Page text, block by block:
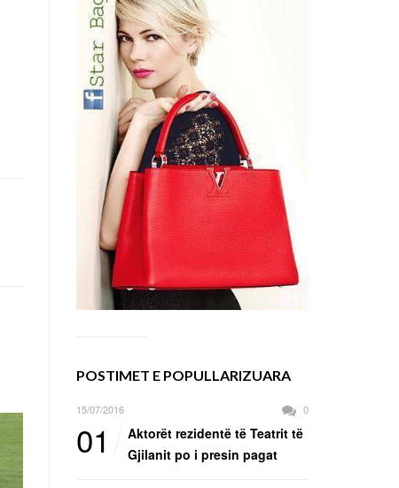
POSTIMET E POPULLARIZUARA
15/07/2016 0
01
Aktorët rezidentë të Teatrit të
Gjilanit po i presin pagat